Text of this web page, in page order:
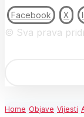
Facebook X
© Sva prava
Home Objave Vijesti